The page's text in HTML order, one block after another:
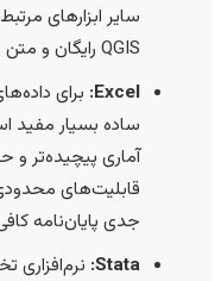
سایر ابزارهای مرتبط
Excel:برای داده‌های
ساده بسیار مفید است.
آماری پیچیده‌تر و حجم
قابلیت‌های محدودی
جدی پایان‌نامه کافی
Stata:نرم‌افزاری